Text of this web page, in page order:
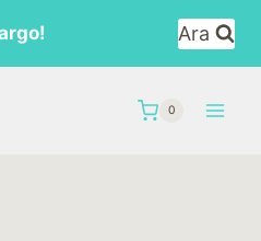
Ara
0